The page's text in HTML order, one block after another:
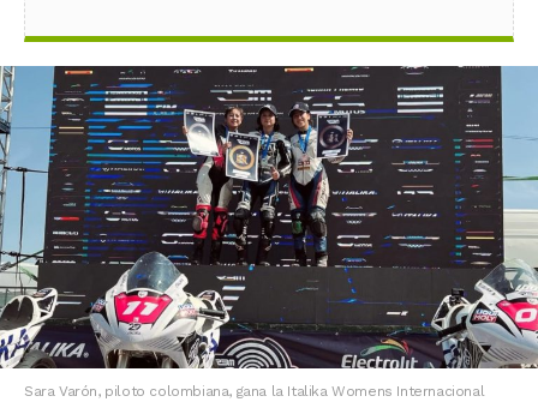
Sara Varón, piloto colombiana, gana la Italika Womens Internacional